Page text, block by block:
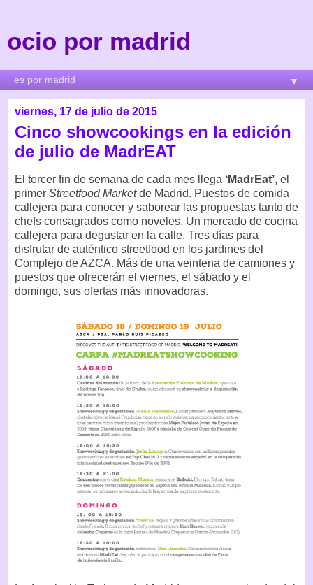
ocio por madrid
▼
viernes, 17 de julio de 2015
Cinco showcookings en la edición
de julio de MadrEAT
El tercer fin de semana de cada mes llega ‘MadrEat’, el
primer Streetfood Marketde Madrid. Puestos de comida
callejera para conocer y saborear las propuestas tanto de
chefs consagrados como noveles. Un mercado de cocina
callejera para degustar en la calle. Tres días para
disfrutar de auténtico streetfood en los jardines del
Complejo de AZCA. Más de una veintena de camiones y
puestos que ofrecerán el viernes, el sábado y el
domingo, sus ofertas más innovadoras.